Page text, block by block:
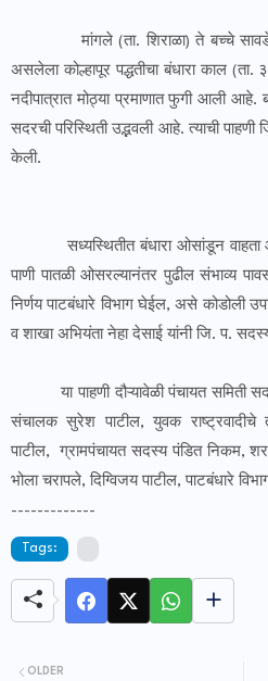
मांगले (ता. शिराळा) ते बच्चे सावर्डे
असलेला कोल्हापूर पद्धतीचा बंधारा काल (ता.
नदीपात्रात मोठ्या प्रमाणात फुगी आली आहे.
सदरची परिस्थिती उद्भवली आहे. त्याची पाहणी
केली.
सध्यस्थितीत बंधारा ओसांडून वाहता
पाणी पातळी ओसरल्यानंतर पुढील संभाव्य
निर्णय पाटबंधारे विभाग घेईल, असे कोडोली
व शाखा अभियंता नेहा देसाई यांनी जि. प.
या पाहणी दौऱ्यावेळी पंचायत समिती
संचालक सुरेश पाटील, युवक राष्ट्रवादीचे
पाटील, ग्रामपंचायत सदस्य पंडित निकम,
भोला चरापले, दिग्विजय पाटील, पाटबंधारे
-------------
Tags:
OLDER